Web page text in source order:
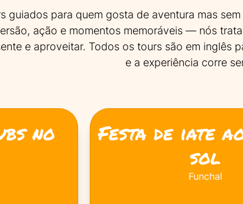
guiados para quem gosta de aventura mas
ação e momentos memoráveis — nós
e aproveitar. Todos os tours são em inglês
e a experiência corre
no
Festa de iate
sol
Funchal